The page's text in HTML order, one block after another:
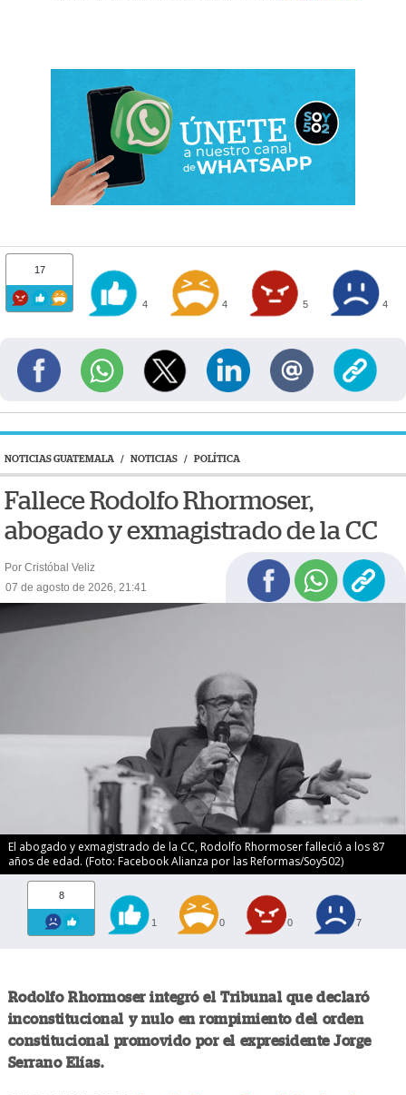
17
4 4 5 4
NOTICIAS GUATEMALA / NOTICIAS / POLÍTICA
Fallece Rodolfo Rhormoser,
abogado y exmagistrado de la CC
Por Cristóbal Veliz
07 de agosto de 2026, 21:41
El abogado y exmagistrado de la CC, Rodolfo Rhormoser falleció a los 87
años de edad. (Foto: Facebook Alianza por las Reformas/Soy502)
8
1 0 0 7
Rodolfo Rhormoser integró el Tribunal que declaró
inconstitucional y nulo en rompimiento del orden
constitucional promovido por el expresidente Jorge
Serrano Elías.